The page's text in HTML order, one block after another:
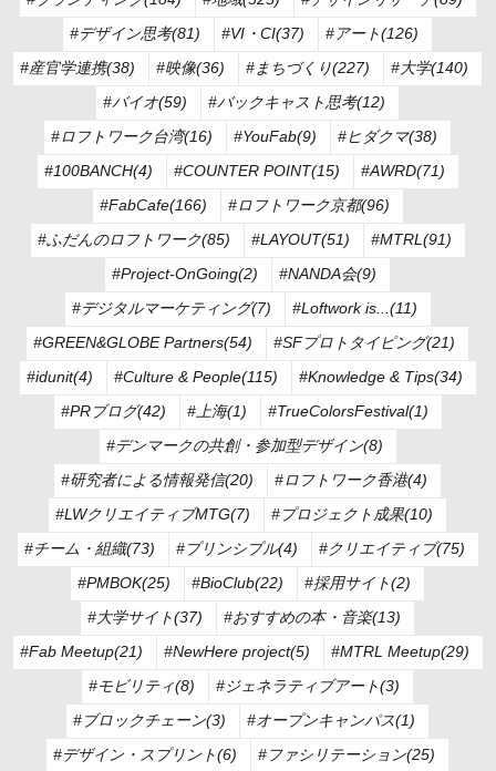
#デザイン思考(81)
#VI・CI(37)
#アート(126)
#産官学連携(38)
#映像(36) #まちづくり(227)
#大学(140)
#バイオ(59)
#バックキャスト思考(12)
#ロフトワーク台湾(16)
#YouFab(9)
#ヒダクマ(38)
#100BANCH(4)
#COUNTER POINT(15)
#AWRD(71)
#FabCafe(166)
#ロフトワーク京都(96)
#ふだんのロフトワーク(85)
#LAYOUT(51)
#MTRL(91)
#Project-OnGoing(2)
#NANDA会(9)
#デジタルマーケティング(7)
#Loftwork is...(11)
#GREEN&GLOBE Partners(54)
#SFプロトタイピング(21)
#idunit(4)
#Culture & People(115)
#Knowledge & Tips(34)
#PRブログ(42)
#上海(1)
#TrueColorsFestival(1)
#デンマークの共創・参加型デザイン(8)
#研究者による情報発信(20)
#ロフトワーク香港(4)
#LWクリエイティブMTG(7)
#プロジェクト成果(10)
#チーム・組織(73)
#プリンシプル(4)
#クリエイティブ(75)
#PMBOK(25)
#BioClub(22)
#採用サイト(2)
#大学サイト(37)
#おすすめの本・音楽(13)
#Fab Meetup(21)
#NewHere project(5)
#MTRL Meetup(29)
#モビリティ(8)
#ジェネラティブアート(3)
#ブロックチェーン(3)
#オープンキャンパス(1)
#デザイン・スプリント(6)
#ファシリテーション(25)